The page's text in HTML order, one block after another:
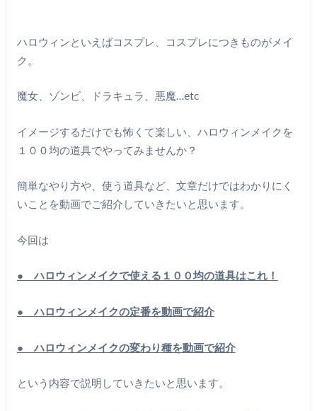
ハロウィンといえばコスプレ、コスプレにつきものがメイ
ク。
魔女、ゾンビ、ドラキュラ、悪魔…etc
イメージするだけでも怖くて楽しい、ハロウィンメイクを
１００均の道具でやってみませんか？
簡単なやり方や、使う道具など、文章だけではわかりにく
いことを動画でご紹介していきたいと思います。
今回は
● ハロウィンメイクで使える１００均の道具はこれ！
● ハロウィンメイクの定番を動画で紹介
● ハロウィンメイクの変わり種を動画で紹介
という内容で説明していきたいと思います。